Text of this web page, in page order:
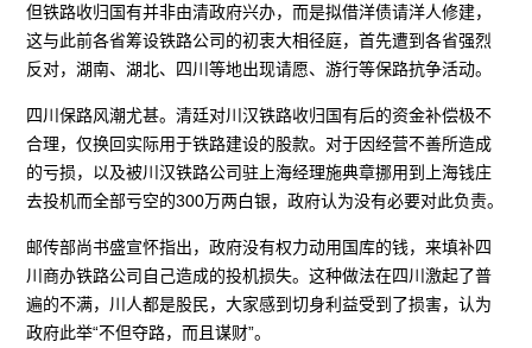
但铁路收归国有并非由清政府兴办，而是拟借洋债请洋人修建，
这与此前各省筹设铁路公司的初衷大相径庭，首先遭到各省强烈
反对，湖南、湖北、四川等地出现请愿、游行等保路抗争活动。
四川保路风潮尤甚。清廷对川汉铁路收归国有后的资金补偿极不
合理，仅换回实际用于铁路建设的股款。对于因经营不善所造成
的亏损，以及被川汉铁路公司驻上海经理施典章挪用到上海钱庄
去投机而全部亏空的300万两白银，政府认为没有必要对此负责。
邮传部尚书盛宣怀指出，政府没有权力动用国库的钱，来填补四
川商办铁路公司自己造成的投机损失。这种做法在四川激起了普
遍的不满，川人都是股民，大家感到切身利益受到了损害，认为
政府此举“不但夺路，而且谋财”。